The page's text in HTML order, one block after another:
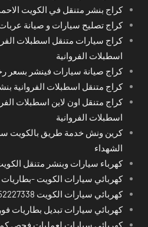
كراج بنشر متنقل في الكويت
كراج تصليح سيارات و صيانة
كراج سيارات متنقل اسطبلات
اسطبلات الفروانية
كراج صيانة سيارات فينشر بسعر
كراج متنقل اسطبلات الفروانية
كراج متنقل اون لاين اسطبلات
اسطبلات الفروانية
كرين ونش خدمة طريق بالكويت
الشهداء
كهرباء سيارات وبنشر متنقل
كهربائي سيارات الكويت -بطاريات -
كهربائي سيارات الكويت 52227338
كهربائي سيارات تبديل بطاريات
كهربائي سيارات لعمليات فحص